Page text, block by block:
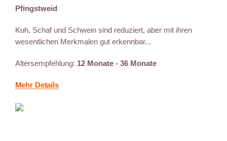
Pfingstweid
Kuh, Schaf und Schwein sind reduziert, aber mit ihren
wesentlichen Merkmalen gut erkennbar...
Altersempfehlung: 12 Monate - 36 Monate
Mehr Details